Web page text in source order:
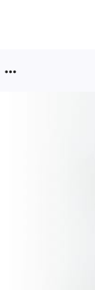
more_horiz